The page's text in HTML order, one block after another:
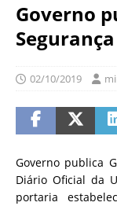
Governo
02/10/2019
Governo publica
Diário Oficial da
portaria